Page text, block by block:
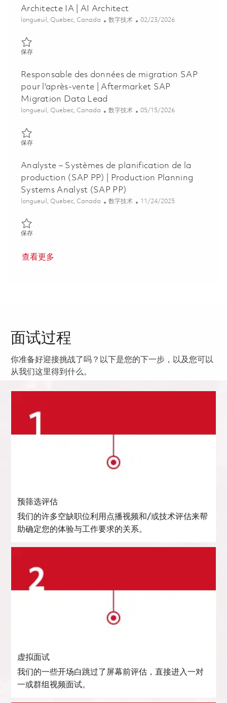
Architecte IA | AI Architect
位置
longueuil, Quebec, Canada 类别
数字技术 Posted Date
02/23/2026
保存保存 Architecte IA | AI Architect 01824766
Responsable des données de migration SAP
pour l'après-vente | Aftermarket SAP
Migration Data Lead
位置
longueuil, Quebec, Canada 类别
数字技术 Posted Date
05/15/2026
保存保存 Responsable des données de migration SAP pour l'après-
Analyste – Systèmes de planification de la
production (SAP PP) | Production Planning
Systems Analyst (SAP PP)
位置
longueuil, Quebec, Canada 类别
数字技术 Posted Date
11/24/2025
保存保存 Analyste – Systèmes de planification de la production (SAP
查看更多
面试过程
你准备好迎接挑战了吗？以下是您的下一步，以及您可以
从我们这里得到什么。
预筛选评估
我们的许多空缺职位利用点播视频和/或技术评估来帮
助确定您的体验与工作要求的关系。
虚拟面试
我们的一些开场白跳过了屏幕前评估，直接进入一对
一或群组视频面试。